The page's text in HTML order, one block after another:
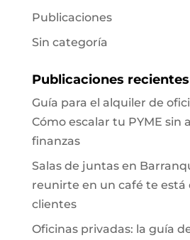
Publicaciones
Sin categoría
Publicaciones recientes
Guía para el alquiler de
Cómo escalar tu PYME sin
finanzas
Salas de juntas en
reunirte en un café te está
clientes
Oficinas privadas: la guía